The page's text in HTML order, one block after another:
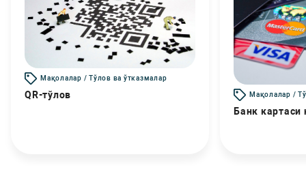
Мақолалар / Тўлов ва ўтказмалар
QR-тўлов Мақолалар /
Банк картаси